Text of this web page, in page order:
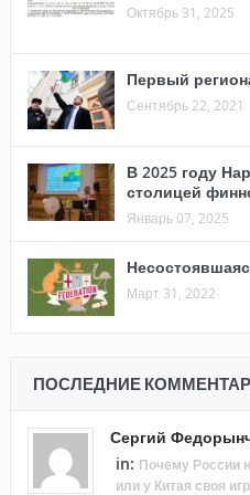
Октябрь 31, 2025
Первый
Сентябрь 22, 2021
В 2025 году
столицей
Январь 07, 2025
Март 31, 2022
ПОСЛЕДНИЕ
Сергий
in: Почему России
или у Китая своя